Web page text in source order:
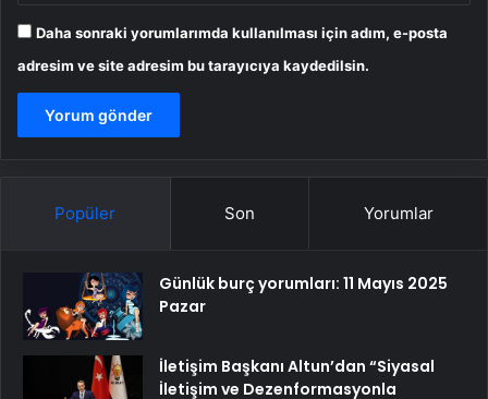
Daha sonraki yorumlarımda kullanılması için adım, e-posta
adresim ve site adresim bu tarayıcıya kaydedilsin.
Popüler Son Yorumlar
Günlük burç yorumları: 11 Mayıs 2025
Pazar
İletişim Başkanı Altun’dan “Siyasal
İletişim ve Dezenformasyonla